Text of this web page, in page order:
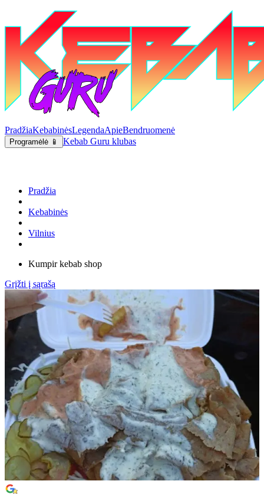
PradžiaKebabinėsLegendaApieBendruomenė
Programėlė 📱 Kebab Guru klubas
Pradžia
Kebabinės
Vilnius
Kumpir kebab shop
Grįžti į sąrašą